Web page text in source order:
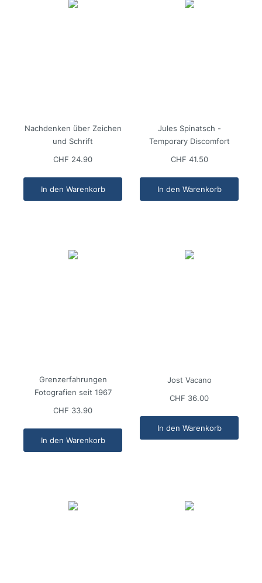
Nachdenken über Zeichen
und Schrift
CHF 24.90
In den Warenkorb
Jules Spinatsch -
Temporary Discomfort
CHF 41.50
In den Warenkorb
Grenzerfahrungen
Fotografien seit 1967
CHF 33.90
In den Warenkorb
Jost Vacano
CHF 36.00
In den Warenkorb